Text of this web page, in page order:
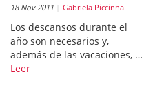
18 Nov 2011 Gabriela Piccinna
Los descansos durante el
año son necesarios y,
además de las vacaciones, …
Leer